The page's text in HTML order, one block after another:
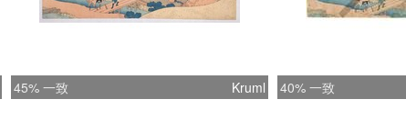
45% 一致 Kruml 40% 一致